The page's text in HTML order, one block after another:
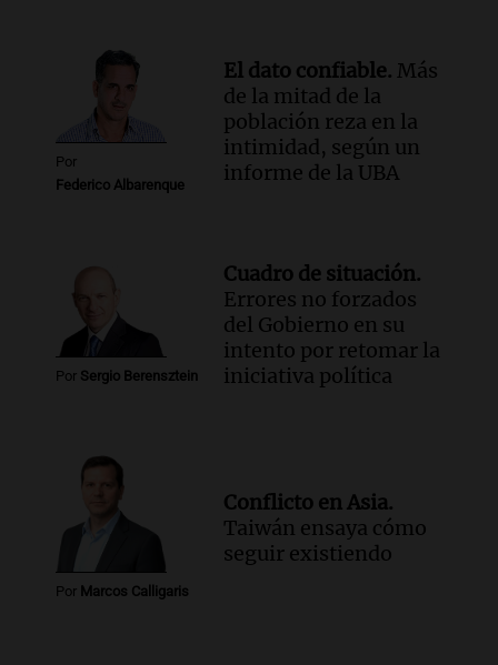
Episodios
Por
Federico Albarenque
El dato confiable. Más
de la mitad de la
población reza en la
intimidad, según un
informe de la UBA
Por Sergio Berensztein
Cuadro de situación.
Errores no forzados
del Gobierno en su
intento por retomar la
iniciativa política
Por Marcos Calligaris
Conflicto en Asia.
Taiwán ensaya cómo
seguir existiendo